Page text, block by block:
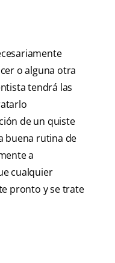
o alguna otra
tendrá las
de un quiste
buena rutina de
a
cualquier
pronto y se trate